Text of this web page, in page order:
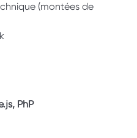
(montées de
PhP